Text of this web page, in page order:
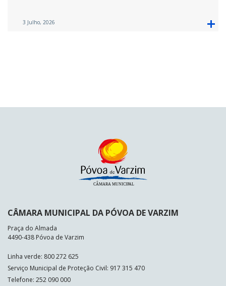
3 Julho, 2026
CÂMARA MUNICIPAL DA PÓVOA DE VARZIM
Praça do Almada
4490-438 Póvoa de Varzim
Linha verde: 800 272 625
Serviço Municipal de Proteção Civil: 917 315 470
Telefone: 252 090 000